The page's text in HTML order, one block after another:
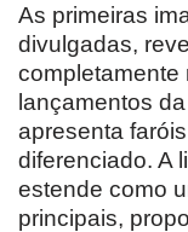
As primeiras
divulgadas,
completamente
lançamentos
apresenta
diferenciado. A
estende como
principais,